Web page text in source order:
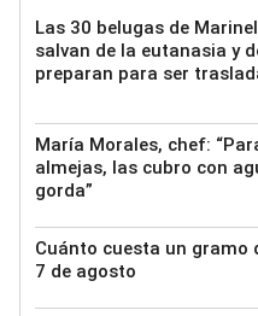
Las 30 belugas de
salvan de la eutanasia y
preparan para ser
María Morales, chef:
almejas, las cubro con
gorda”
Cuánto cuesta un gramo
7 de agosto